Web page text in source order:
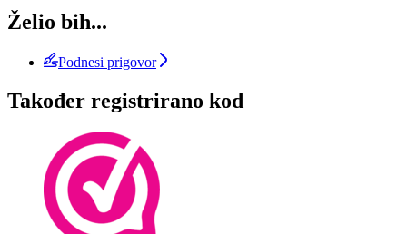
Želio bih...
Podnesi prigovor
Također registrirano kod